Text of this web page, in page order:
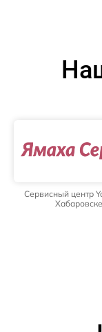
Сервисный центр
Хабаровске